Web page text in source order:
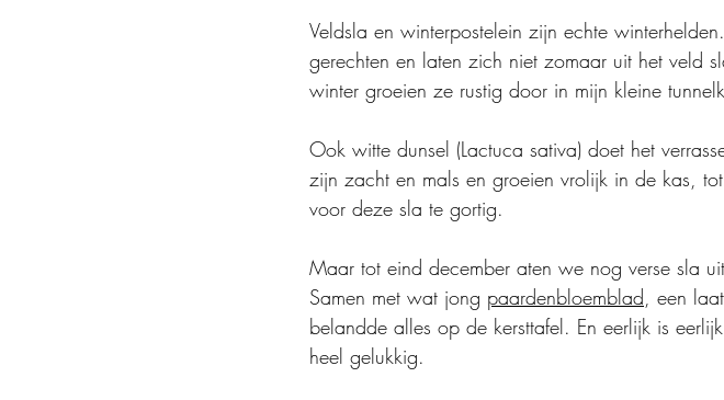
Veldsla en winterpostelein zijn echte
gerechten en laten zich niet zomaar uit het veld
winter groeien ze rustig door in mijn kleine
Ook witte dunsel (Lactuca sativa) doet het
zijn zacht en mals en groeien vrolijk in de kas,
voor deze sla te gortig.
Maar tot eind december aten we nog verse sla
Samen met wat jong paardenbloemblad, een
belandde alles op de kersttafel. En eerlijk is
heel gelukkig.